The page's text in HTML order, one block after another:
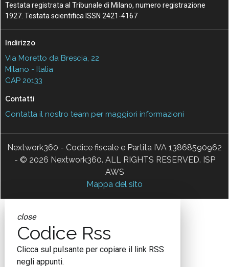
Testata registrata al Tribunale di Milano, numero registrazione
1927. Testata scientifica ISSN 2421-4167
Indirizzo
Via Moretto da Brescia, 22
Milano - Italia
CAP 20133
Contatti
Contatta il nostro team per maggiori informazioni
Nextwork360 - Codice fiscale e Partita IVA 13868590962
- © 2026 Nextwork360. ALL RIGHTS RESERVED. ISP
AWS
Mappa del sito
close
Codice Rss
Clicca sul pulsante per copiare il link RSS
negli appunti.